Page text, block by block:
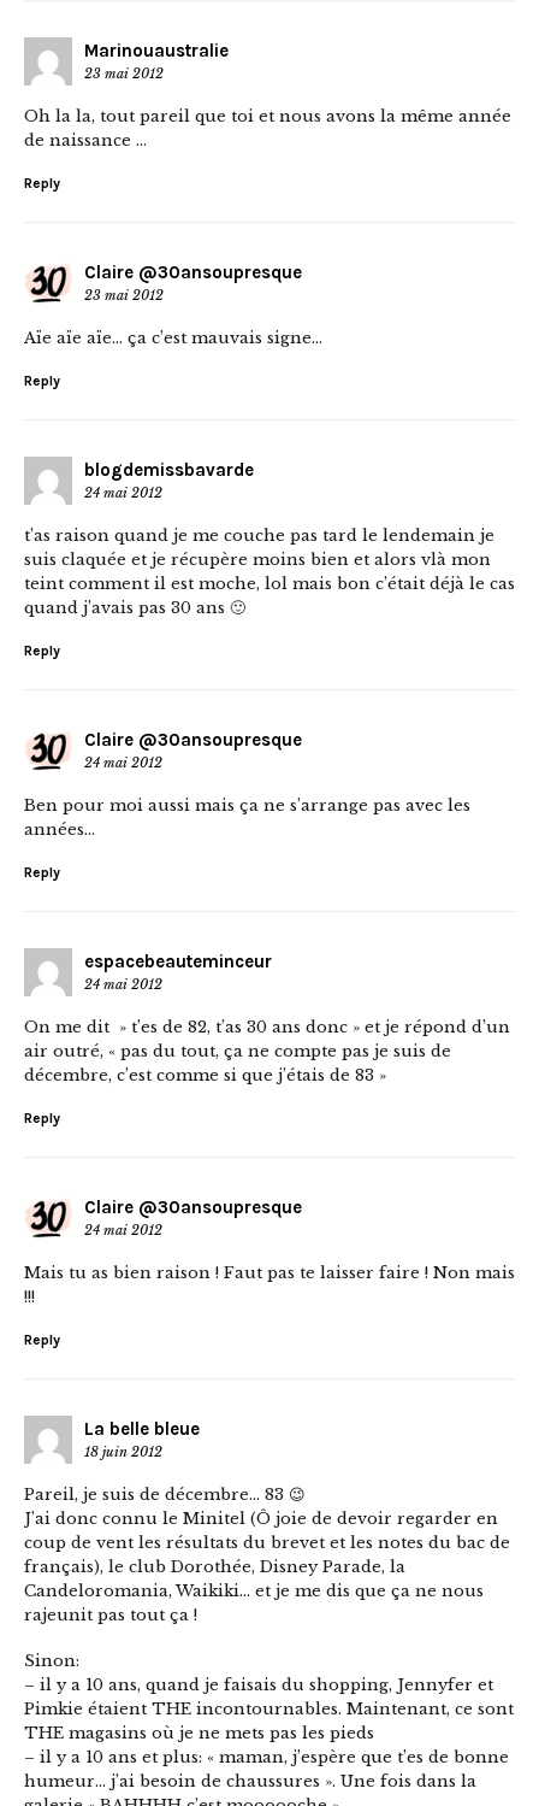
Marinouaustralie
23 mai 2012
Oh la la, tout pareil que toi et nous avons la même année
de naissance …
Reply
Claire @30ansoupresque
23 mai 2012
Aïe aïe aïe… ça c’est mauvais signe…
Reply
blogdemissbavarde
24 mai 2012
t’as raison quand je me couche pas tard le lendemain je
suis claquée et je récupère moins bien et alors vlà mon
teint comment il est moche, lol mais bon c’était déjà le cas
quand j’avais pas 30 ans 🙂
Reply
Claire @30ansoupresque
24 mai 2012
Ben pour moi aussi mais ça ne s’arrange pas avec les
années…
Reply
espacebeauteminceur
24 mai 2012
On me dit » t’es de 82, t’as 30 ans donc » et je répond d’un
air outré, « pas du tout, ça ne compte pas je suis de
décembre, c’est comme si que j’étais de 83 »
Reply
Claire @30ansoupresque
24 mai 2012
Mais tu as bien raison ! Faut pas te laisser faire ! Non mais
!!!
Reply
La belle bleue
18 juin 2012
Pareil, je suis de décembre… 83 😉
J’ai donc connu le Minitel (Ô joie de devoir regarder en
coup de vent les résultats du brevet et les notes du bac de
français), le club Dorothée, Disney Parade, la
Candeloromania, Waikiki… et je me dis que ça ne nous
rajeunit pas tout ça !
Sinon:
– il y a 10 ans, quand je faisais du shopping, Jennyfer et
Pimkie étaient THE incontournables. Maintenant, ce sont
THE magasins où je ne mets pas les pieds
– il y a 10 ans et plus: « maman, j’espère que t’es de bonne
humeur… j’ai besoin de chaussures ». Une fois dans la